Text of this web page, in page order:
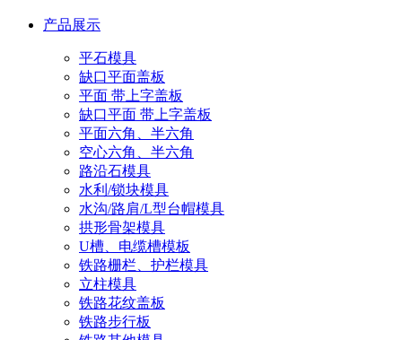
产品展示
平石模具
缺口平面盖板
平面 带上字盖板
缺口平面 带上字盖板
平面六角、半六角
空心六角、半六角
路沿石模具
水利/锁块模具
水沟/路肩/L型台帽模具
拱形骨架模具
U槽、电缆槽模板
铁路栅栏、护栏模具
立柱模具
铁路花纹盖板
铁路步行板